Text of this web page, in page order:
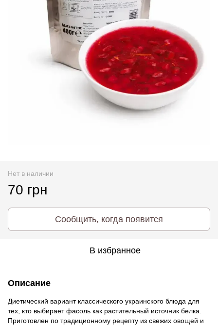
Нет в наличии
70 грн
Сообщить, когда появится
В избранное
Описание
Диетический вариант классического украинского блюда для
тех, кто выбирает фасоль как растительный источник белка.
Приготовлен по традиционному рецепту из свежих овощей и